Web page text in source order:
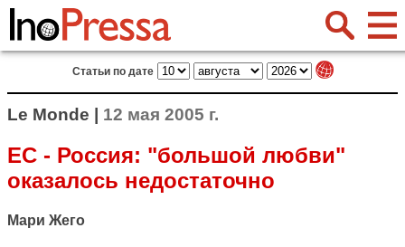
Статьи по дате
Le Monde | 12 мая 2005 г.
ЕС - Россия: "большой любви"
оказалось недостаточно
Мари Жего